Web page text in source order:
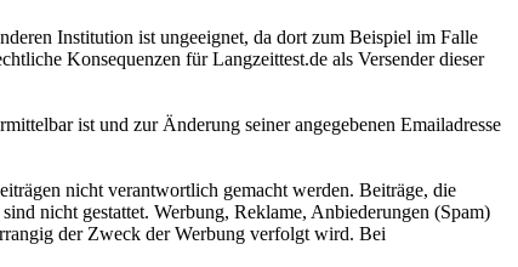
Institution ist ungeeignet, da dort zum Beispiel im Falle
Konsequenzen für Langzeittest.de als Versender dieser
ist und zur Änderung seiner angegebenen Emailadresse
nicht verantwortlich gemacht werden. Beiträge, die
nicht gestattet. Werbung, Reklame, Anbiederungen (Spam)
der Zweck der Werbung verfolgt wird. Bei